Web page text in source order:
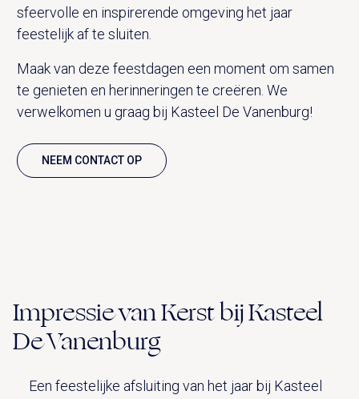
sfeervolle en inspirerende omgeving het jaar
feestelijk af te sluiten.
Maak van deze feestdagen een moment om samen
te genieten en herinneringen te creëren. We
verwelkomen u graag bij Kasteel De Vanenburg!
NEEM CONTACT OP
Impressie van Kerst bij Kasteel
De Vanenburg
Een feestelijke afsluiting van het jaar bij Kasteel